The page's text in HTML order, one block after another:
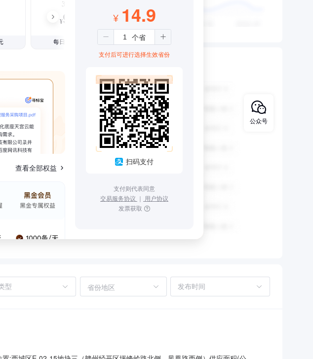
3个月
¥99
每日仅1.08元
查看全部权益
¥ 14.9
支付后可进行选择生效省份
扫码支付
支付则代表同意
交易服务协议 ｜ 用户协议
发票获取
省份地区
公众号